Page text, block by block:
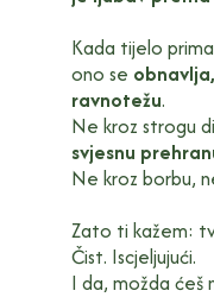
Kada tijelo
ono se
ravnotežu.
Ne kroz strogu
svjesnu
Ne kroz borbu,
Zato ti kažem:
Čist. Iscjeljujući.
I da, možda